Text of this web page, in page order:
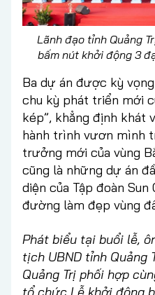
Lãnh đạo tỉnh Quảng
bấm nút khởi động 3
Ba dự án được kỳ
chu kỳ phát triển mới
kép”, khẳng định khát
hành trình vươn mình
trưởng mới của vùng
cũng là những dự án
diện của Tập đoàn
đường làm đẹp vùng
Phát biểu tại buổi lễ,
tịch UBND tỉnh Quảng
Quảng Trị phối hợp